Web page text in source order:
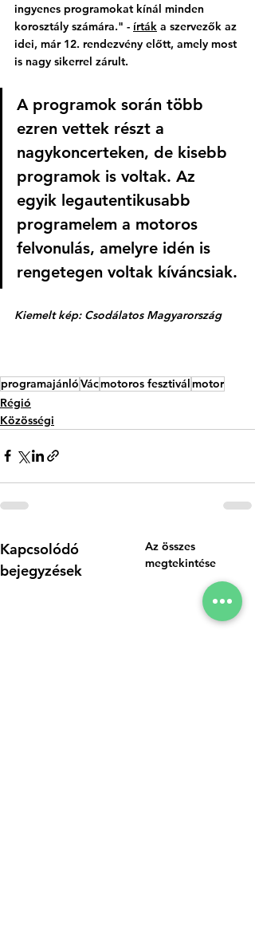
ingyenes programokat kínál minden
korosztály számára." - írták a szervezők az
idei, már 12. rendezvény előtt, amely most
is nagy sikerrel zárult.
A programok során több
ezren vettek részt a
nagykoncerteken, de kisebb
programok is voltak. Az
egyik legautentikusabb
programelem a motoros
felvonulás, amelyre idén is
rengetegen voltak kíváncsiak.
Kiemelt kép: Csodálatos Magyarország
programajánlóVácmotoros fesztiválmotor
Régió
Közösségi
Kapcsolódó
bejegyzések
Az összes
megtekintése